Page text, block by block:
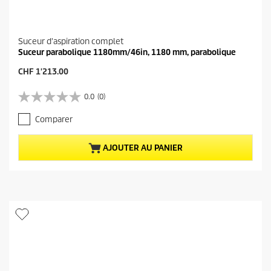
Suceur d'aspiration complet
Suceur parabolique 1180mm/46in, 1180 mm, parabolique
P
i
x
a
c
t
u
e
r
o
CHF 1'213.00
0.0 (0)
0
.
0
s
u
r
i
l
Comparer
AJOUTER AU PANIER